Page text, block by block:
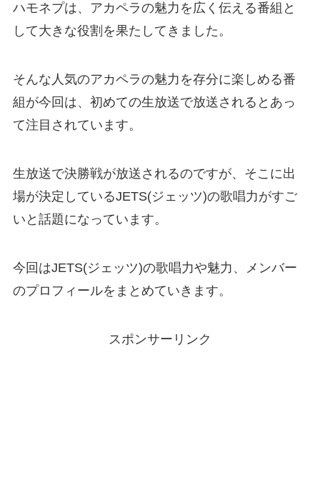
ハモネプは、アカペラの魅力を広く伝える番組と
して大きな役割を果たしてきました。
そんな人気のアカペラの魅力を存分に楽しめる番
組が今回は、初めての生放送で放送されるとあっ
て注目されています。
生放送で決勝戦が放送されるのですが、そこに出
場が決定しているJETS(ジェッツ)の歌唱力がすご
いと話題になっています。
今回はJETS(ジェッツ)の歌唱力や魅力、メンバー
のプロフィールをまとめていきます。
スポンサーリンク